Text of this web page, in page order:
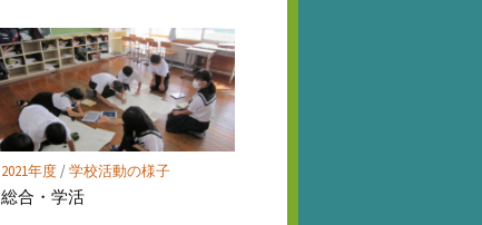
2021年度/学校活動の様子
総合・学活